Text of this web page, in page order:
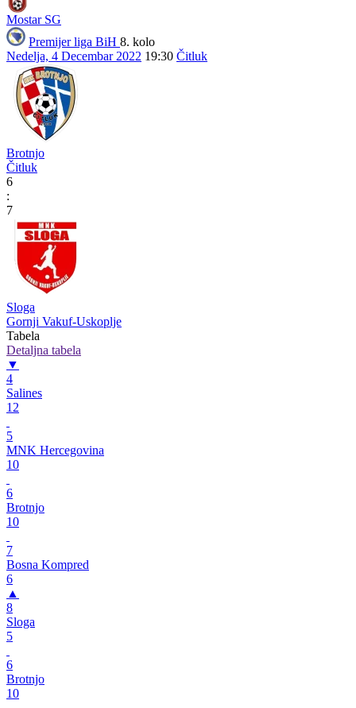
Mostar SG
Premijer liga BiH 8. kolo
Nedelja, 4 Decembar 2022 19:30 Čitluk
Brotnjo
Čitluk
6
:
7
Sloga
Gornji Vakuf-Uskoplje
Tabela
Detaljna tabela
▼
4
Salines
12
5
MNK Hercegovina
10
6
Brotnjo
10
7
Bosna Kompred
6
▲
8
Sloga
5
6
Brotnjo
10